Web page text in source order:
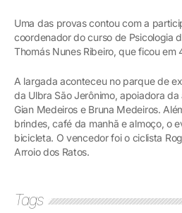
Uma das provas contou com a
coordenador do curso de Psicologia
Thomás Nunes Ribeiro, que ficou em
A largada aconteceu no parque de
da Ulbra São Jerônimo, apoiadora
Gian Medeiros e Bruna Medeiros.
brindes, café da manhã e almoço, o
bicicleta. O vencedor foi o ciclista
Arroio dos Ratos.
Tags